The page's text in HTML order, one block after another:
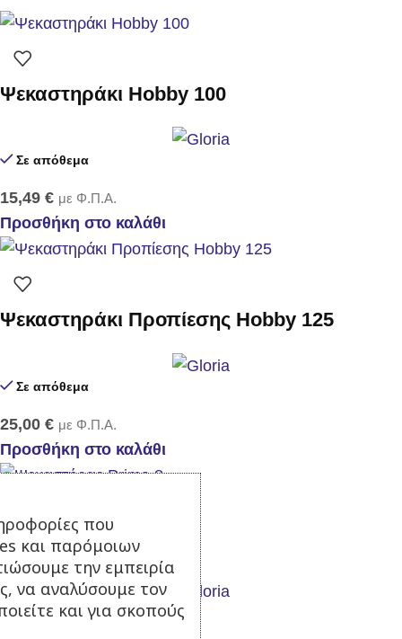
Ψεκαστηράκι Hobby 100
Σε απόθεμα
15,49 € με Φ.Π.Α.
Προσθήκη στο καλάθι
Ψεκαστηράκι Προπίεσης Hobby 125
Σε απόθεμα
25,00 € με Φ.Π.Α.
Προσθήκη στο καλάθι
Ψεκαστήρας Prima 8
Σε απόθεμα
που
και παρόμοιων
την εμπειρία
να αναλύσουμε τον
και για σκοπούς